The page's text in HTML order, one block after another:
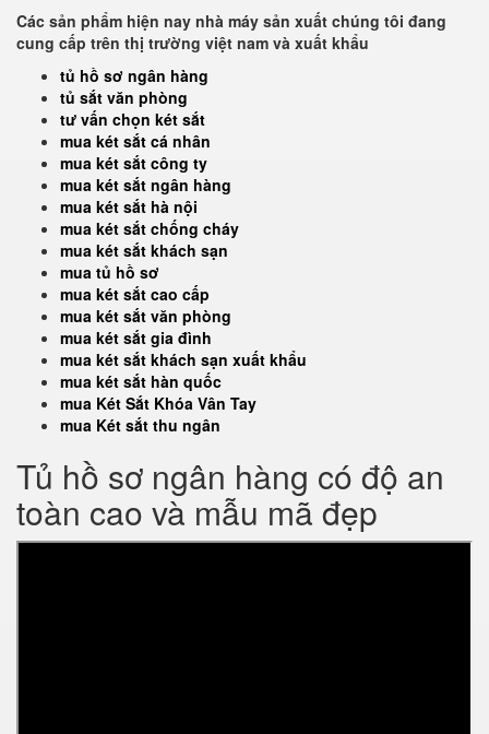
Các sản phẩm hiện nay nhà máy sản xuất chúng tôi đang
cung cấp trên thị trường việt nam và xuất khẩu
tủ hồ sơ ngân hàng
tủ sắt văn phòng
tư vấn chọn két sắt
mua két sắt cá nhân
mua két sắt công ty
mua két sắt ngân hàng
mua két sắt hà nội
mua két sắt chống cháy
mua két sắt khách sạn
mua tủ hồ sơ
mua két sắt cao cấp
mua két sắt văn phòng
mua két sắt gia đình
mua két sắt khách sạn xuất khẩu
mua két sắt hàn quốc
mua Két Sắt Khóa Vân Tay
mua Két sắt thu ngân
Tủ hồ sơ ngân hàng có độ an
toàn cao và mẫu mã đẹp